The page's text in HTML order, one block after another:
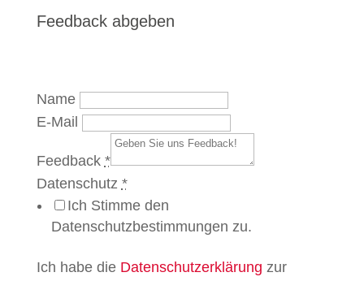
Feedback abgeben
Name
E-Mail
Feedback *
Datenschutz *
Ich Stimme den
Datenschutzbestimmungen zu.
Ich habe die Datenschutzerklärung zur